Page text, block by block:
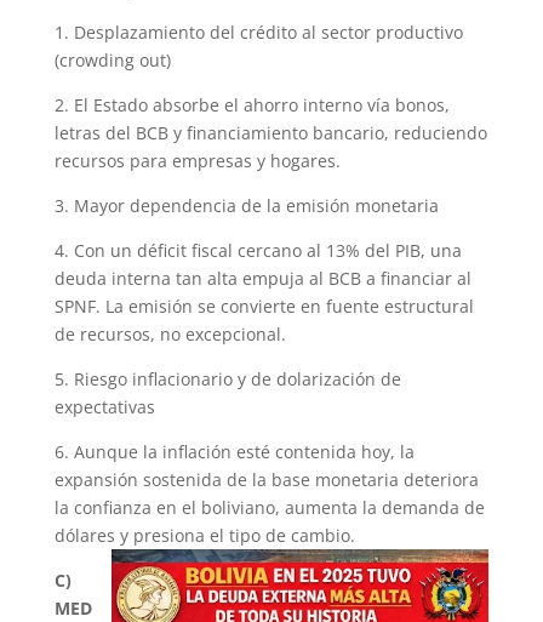
1. Desplazamiento del crédito al sector productivo
(crowding out)
2. El Estado absorbe el ahorro interno vía bonos,
letras del BCB y financiamiento bancario, reduciendo
recursos para empresas y hogares.
3. Mayor dependencia de la emisión monetaria
4. Con un déficit fiscal cercano al 13% del PIB, una
deuda interna tan alta empuja al BCB a financiar al
SPNF. La emisión se convierte en fuente estructural
de recursos, no excepcional.
5. Riesgo inflacionario y de dolarización de
expectativas
6. Aunque la inflación esté contenida hoy, la
expansión sostenida de la base monetaria deteriora
la confianza en el boliviano, aumenta la demanda de
dólares y presiona el tipo de cambio.
C)
MED